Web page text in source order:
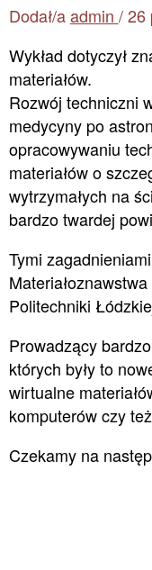
Dodał/a admin /26
Wykład dotyczył
materiałów.
Rozwój techniczni
medycyny po
opracowywaniu
materiałów o
wytrzymałych na
bardzo twardej
Tymi
Politechniki
Prowadzący
których były to
wirtualne
komputerów czy
Czekamy na